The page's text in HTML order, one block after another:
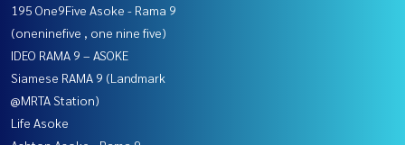
195 One9Five Asoke - Rama 9
(oneninefive , one nine five)
IDEO RAMA 9 – ASOKE
Siamese RAMA 9 (Landmark
@MRTA Station)
Life Asoke